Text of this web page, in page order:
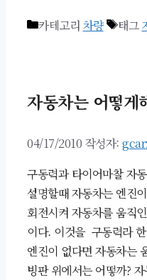
카테고리 차량 태그
자동차는 어떻게
04/17/2010 작성자:
구동력과 타이어마찰 자
설명할때 자동차는 엔진
회전시켜 자동차를 움직
이다. 이것을 구동력라
엔진이 없다면 자동차는
빙판 위에서는 어떻까?